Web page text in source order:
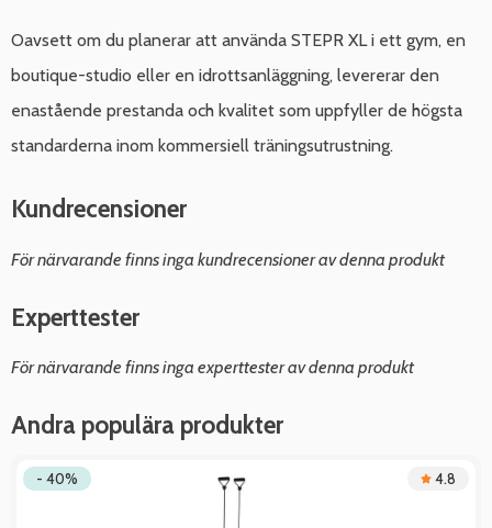
Oavsett om du planerar att använda STEPR XL i ett gym, en
boutique-studio eller en idrottsanläggning, levererar den
enastående prestanda och kvalitet som uppfyller de högsta
standarderna inom kommersiell träningsutrustning.
Kundrecensioner
För närvarande finns inga kundrecensioner av denna produkt
Experttester
För närvarande finns inga experttester av denna produkt
Andra populära produkter
- 40% 4.8